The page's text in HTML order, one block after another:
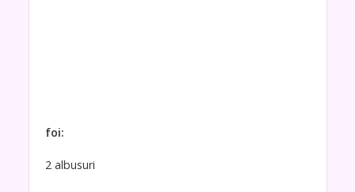
foi:
2 albusuri